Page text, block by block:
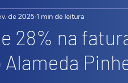
28% na
de 2025 1 min de leitura